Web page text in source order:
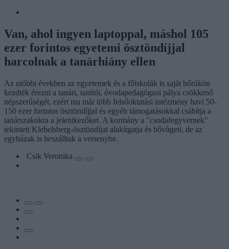
Van, ahol ingyen laptoppal, máshol 105
ezer forintos egyetemi ösztöndíjjal
harcolnak a tanárhiány ellen
Az utóbbi években az egyetemek és a főiskolák is saját bőrükön
kezdték érezni a tanári, tanítói, óvodapedagógusi pálya csökkenő
népszerűségét, ezért ma már több felsőoktatási intézmény havi 50-
150 ezer forintos ösztöndíjjal és egyéb támogatásokkal csábítja a
tanárszakokra a jelentkezőket. A kormány a "csodafegyvernek"
tekintett Klebelsberg-ösztöndíjat alakítgatja és bővítgeti, de az
egyházak is beszálltak a versenybe.
Csik Veronika